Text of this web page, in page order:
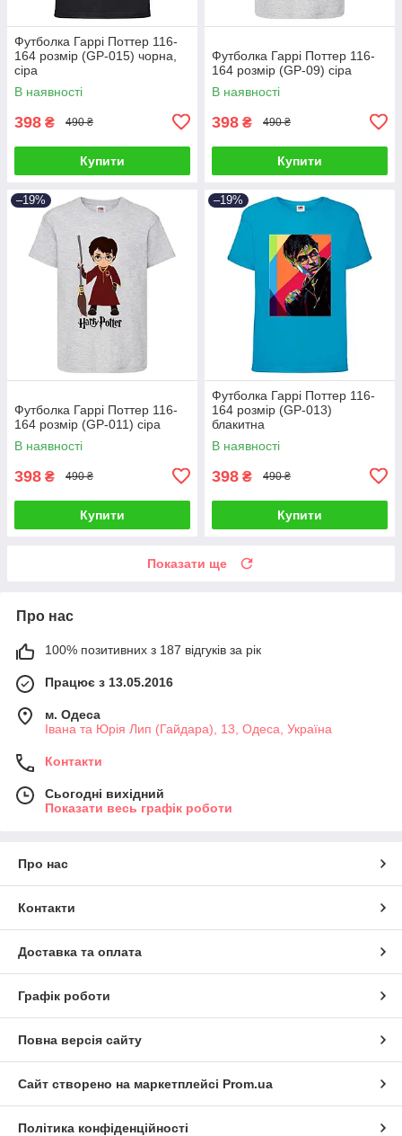
Футболка Гаррі Поттер 116-
164 розмір (GP-015) чорна,
сіра
В наявності
398 ₴ 490 ₴
Купити
Футболка Гаррі Поттер 116-
164 розмір (GP-09) сіра
В наявності
398 ₴ 490 ₴
Купити
–19%
Футболка Гаррі Поттер 116-
164 розмір (GP-011) сіра
В наявності
398 ₴ 490 ₴
Купити
–19%
Футболка Гаррі Поттер 116-
164 розмір (GP-013)
блакитна
В наявності
398 ₴ 490 ₴
Купити
Показати ще
Про нас
100% позитивних з 187 відгуків за рік
Працює з 13.05.2016
м. Одеса
Івана та Юрія Лип (Гайдара), 13, Одеса, Україна
Контакти
Сьогодні вихідний
Показати весь графік роботи
Про нас
Контакти
Доставка та оплата
Графік роботи
Повна версія сайту
Сайт створено на маркетплейсі Prom.ua
Політика конфіденційності